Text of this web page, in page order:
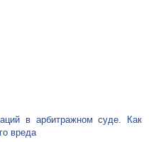
в арбитражном суде. Как
вреда